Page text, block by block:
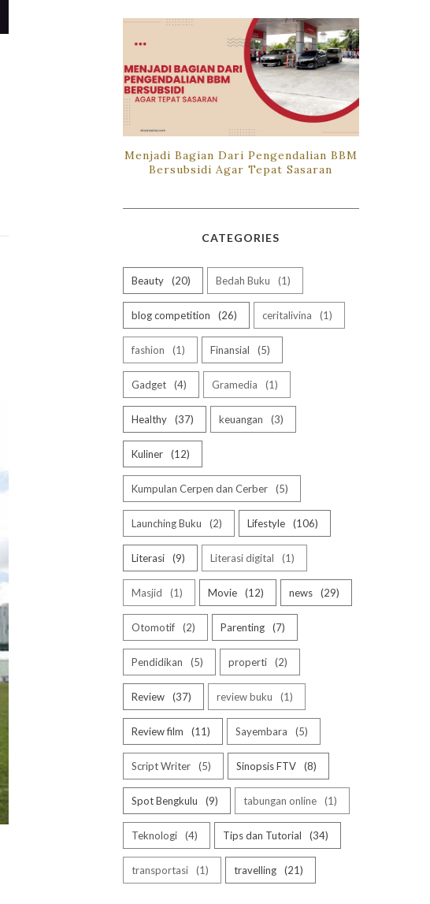
Menjadi Bagian Dari Pengendalian BBM
Bersubsidi Agar Tepat Sasaran
CATEGORIES
Beauty 20 Bedah Buku 1
blog competition 26 ceritalivina 1
fashion 1 Finansial 5
Gadget 4 Gramedia 1
Healthy 37 keuangan 3
Kuliner 12
Kumpulan Cerpen dan Cerber 5
Launching Buku 2 Lifestyle 106
Literasi 9 Literasi digital 1
Masjid 1 Movie 12 news 29
Otomotif 2 Parenting 7
Pendidikan 5 properti 2
Review 37 review buku 1
Review film 11 Sayembara 5
Script Writer 5 Sinopsis FTV 8
Spot Bengkulu 9 tabungan online 1
Teknologi 4 Tips dan Tutorial 34
transportasi 1 travelling 21